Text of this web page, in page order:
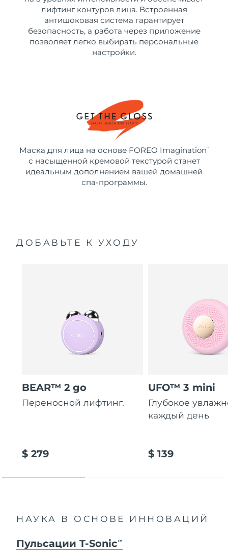
лифтинг контуров лица. Встроенная
антишоковая система гарантирует
безопасность, а работа через приложение
позволяет легко выбирать персональные
настройки.
Маска для лица на основе FOREO Imagination ™
с насыщенной кремовой текстурой станет
идеальным дополнением вашей домашней
спа-программы.
ДОБАВЬТЕ К УХОДУ
BEAR™ 2 go
Переносной лифтинг.
$ 279
UFO™ 3 mini
Глубокое
каждый день
$ 139
НАУКА В ОСНОВЕ ИННОВАЦИЙ
Пульсации T-SonicTM